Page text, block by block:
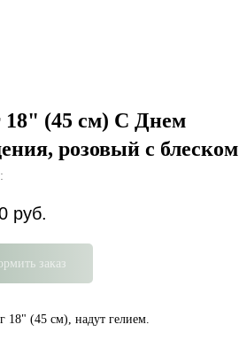
18" (45 см) С Днем
розовый с блеском
руб.
заказ
18" (45 см), надут гелием.